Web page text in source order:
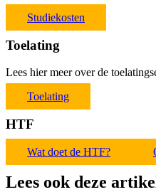
Studiekosten
Toelating
Lees hier meer over de
Toelating
HTF
Wat doet de HTF?
Lees ook deze